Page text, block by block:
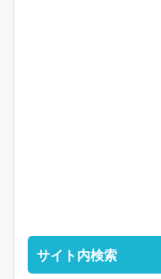
サイト内検索